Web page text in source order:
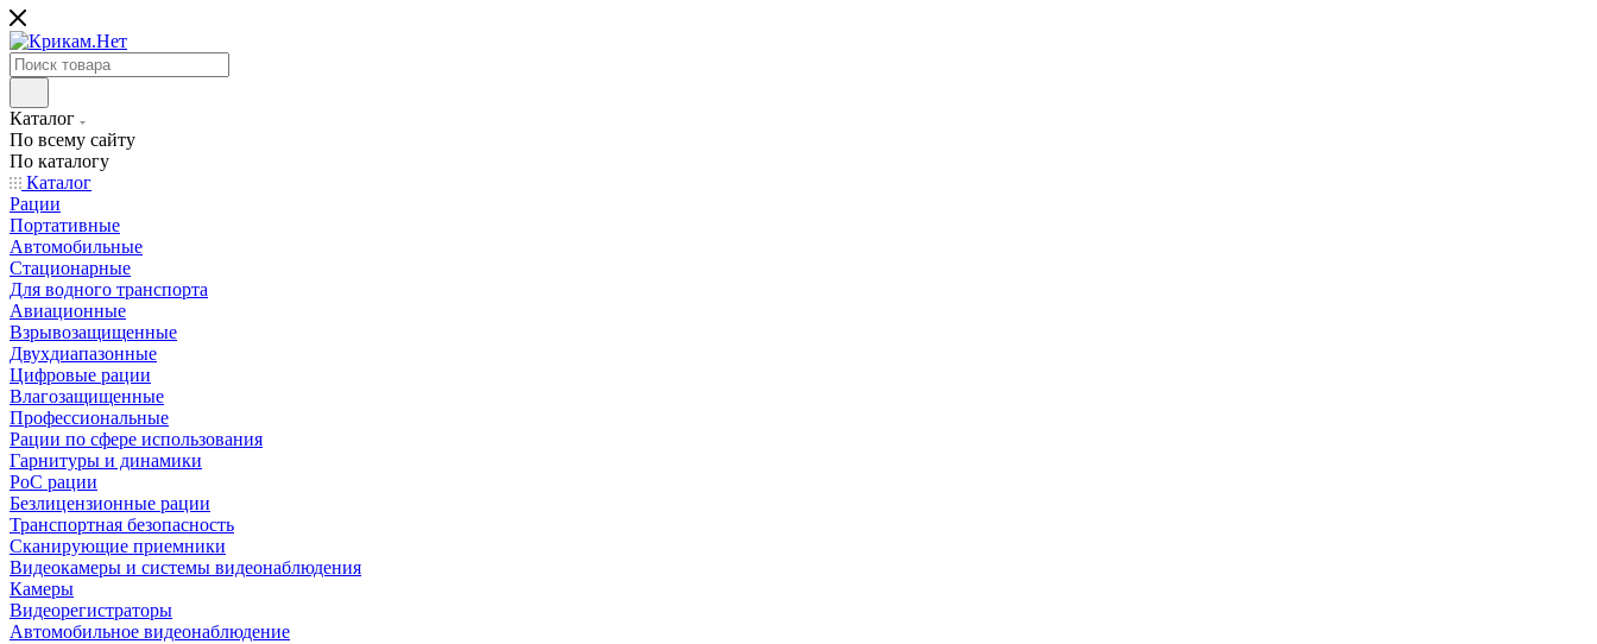
Каталог
По всему сайту
По каталогу
Каталог
Рации
Портативные
Автомобильные
Стационарные
Для водного транспорта
Авиационные
Взрывозащищенные
Двухдиапазонные
Цифровые рации
Влагозащищенные
Профессиональные
Рации по сфере использования
Гарнитуры и динамики
PoC рации
Безлицензионные рации
Транспортная безопасность
Сканирующие приемники
Видеокамеры и системы видеонаблюдения
Камеры
Видеорегистраторы
Автомобильное видеонаблюдение